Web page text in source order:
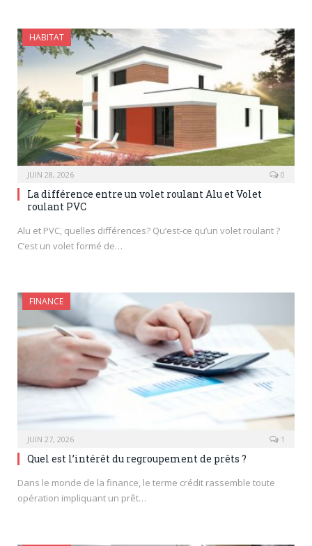
HABITAT
JUIN 28, 2026 0
La différence entre un volet roulant Alu et Volet
roulant PVC
Alu et PVC, quelles différences? Qu’est-ce qu’un volet roulant ?
C’est un volet formé de…
FINANCE
JUIN 27, 2026 1
Quel est l’intérêt du regroupement de prêts ?
Dans le monde de la finance, le terme crédit rassemble toute
opération impliquant un prêt…